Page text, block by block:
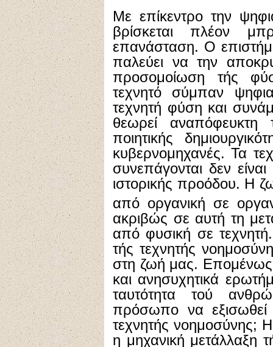
Με επίκεντρο την
βρίσκεται πλέον
επανάσταση. Ο
παλεύει να την
προσομοίωση τής
τεχνητό σύμπαν
τεχνητή φύση και
θεωρεί
ποιητικής
κυβερνομηχανές. Τα
συνεπάγονται δεν
ιστορικής προόδου. Η
από οργανική σε
ακριβώς σε αυτή τη
από φυσική σε
τής τεχνητής
στη ζωή μας. Επομένως,
και ανησυχητικά
ταυτότητα τού
πρόσωπο να εξισωθεί
τεχνητής νοημοσύνης;
η μηχανική μετάλλαξη